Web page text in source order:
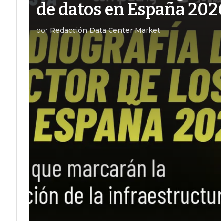
de datos en España
por Redacción Data Center Market